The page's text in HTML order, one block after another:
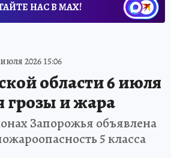
НАС В МАХ!
2026 15:06
области 6 июля
и жара
Запорожья объявлена
5 класса